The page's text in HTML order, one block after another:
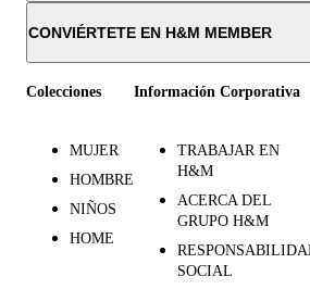
CONVIÉRTETE EN H&M MEMBER
Colecciones
MUJER
HOMBRE
NIÑOS
HOME
Información Corporativa
TRABAJAR EN
H&M
ACERCA DEL
GRUPO H&M
SOCIAL